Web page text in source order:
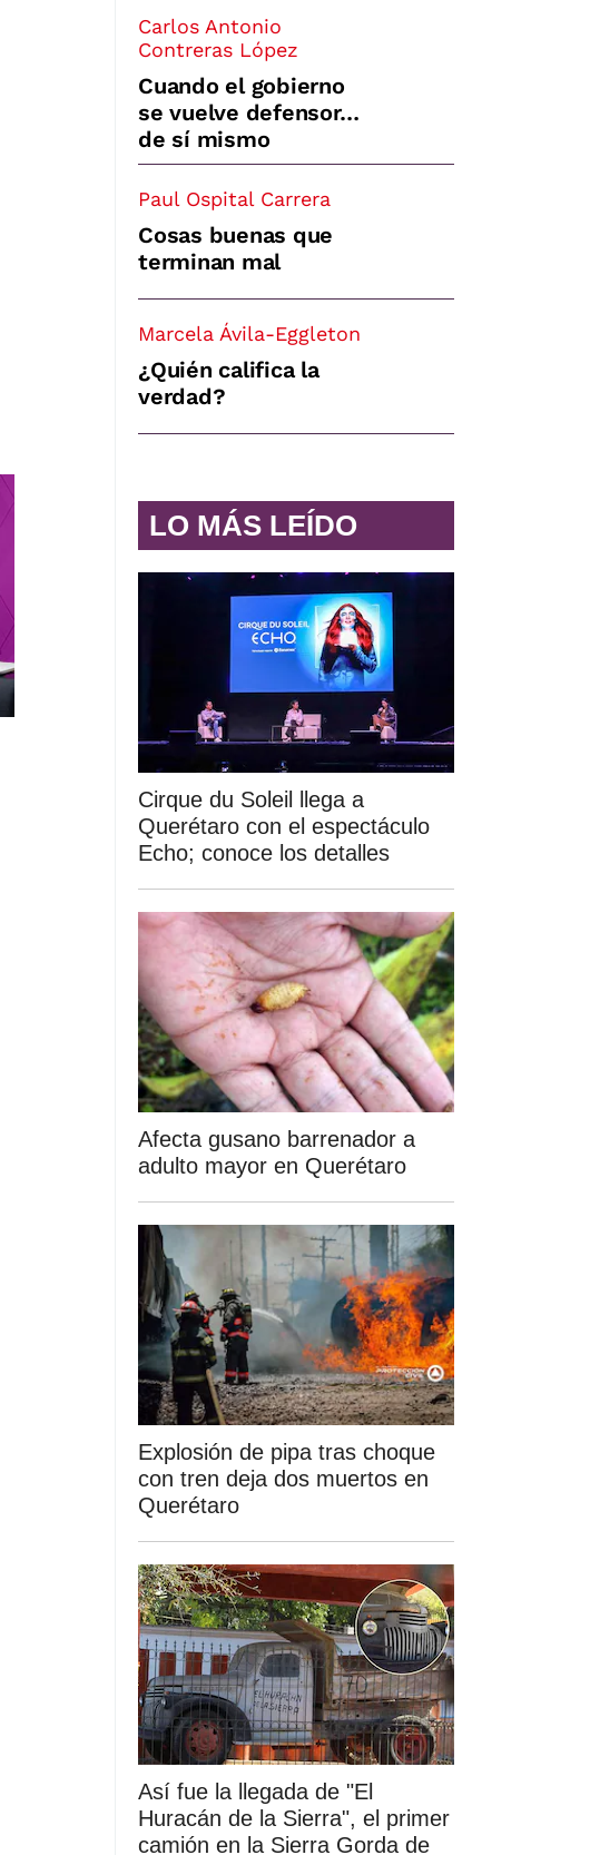
Carlos Antonio
Contreras López
Cuando el gobierno
se vuelve defensor…
de sí mismo
Paul Ospital Carrera
Cosas buenas que
terminan mal
Marcela Ávila-Eggleton
¿Quién califica la
verdad?
LO MÁS LEÍDO
Cirque du Soleil llega a
Querétaro con el espectáculo
Echo; conoce los detalles
Afecta gusano barrenador a
adulto mayor en Querétaro
Explosión de pipa tras choque
con tren deja dos muertos en
Querétaro
Así fue la llegada de "El
Huracán de la Sierra", el primer
camión en la Sierra Gorda de